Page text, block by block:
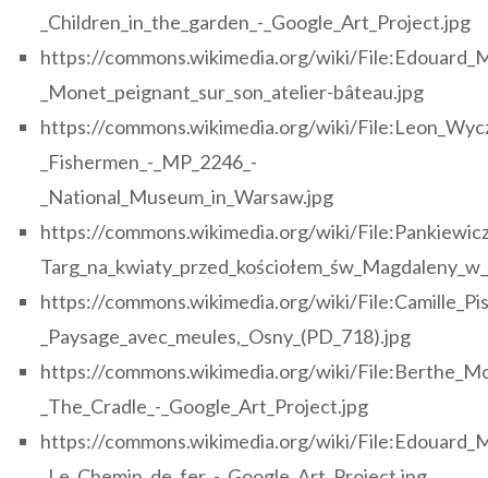
_Children_in_the_garden_-_Google_Art_Project.jpg
https://commons.wikimedia.org/wiki/
_Monet_peignant_sur_son_atelier-bâteau.jpg
https://commons.wikimedia.org/wiki/
_Fishermen_-_MP_2246_-
_National_Museum_in_Warsaw.jpg
https://commons.wikimedia.org/wiki/
https://commons.wikimedia.org/wiki/
_Paysage_avec_meules,_Osny_(PD_718).jpg
https://commons.wikimedia.org/wiki/
_The_Cradle_-_Google_Art_Project.jpg
https://commons.wikimedia.org/wiki/